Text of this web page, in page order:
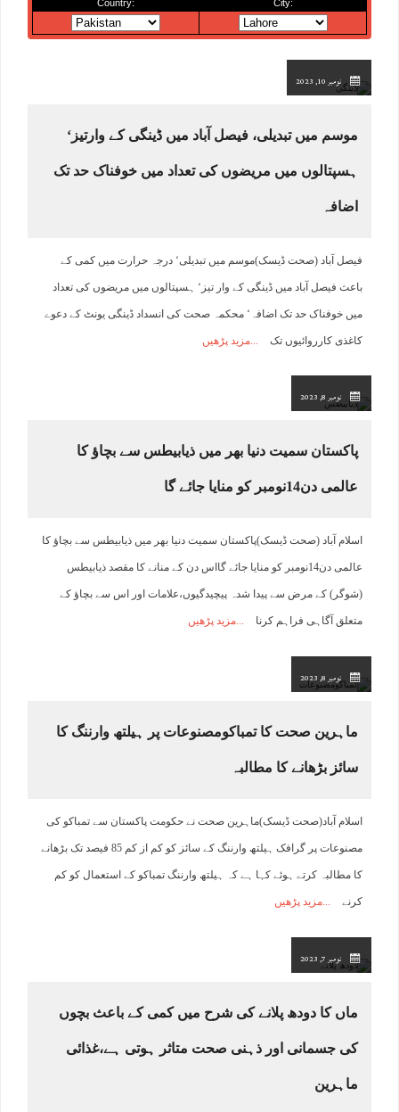
نومبر 10, 2023
موسم میں تبدیلی، فیصل آباد میں ڈینگی کے وارتیز‘
ہسپتالوں میں مریضوں کی تعداد میں خوفناک حد تک
اضافہ
فیصل آباد (صحت ڈیسک)موسم میں تبدیلی‘ درجہ حرارت میں کمی کے
باعث فیصل آباد میں ڈینگی کے وار تیز‘ ہسپتالوں میں مریضوں کی تعداد
میں خوفناک حد تک اضافہ‘ محکمہ صحت کی انسداد ڈینگی یونٹ کے دعوے
کاغذی کارروائیوں تک مزید پڑھیں
نومبر 8, 2023
پاکستان سمیت دنیا بھر میں ذیابیطس سے بچاﺅ کا
عالمی دن14نومبر کو منایا جائے گا
اسلام آباد (صحت ڈیسک)پاکستان سمیت دنیا بھر میں ذیابیطس سے بچاﺅ کا
عالمی دن14نومبر کو منایا جائے گااس دن کے منانے کا مقصد ذیابیطس
(شوگر) کے مرض سے پیدا شدہ پیچیدگیوں،علامات اور اس سے بچاﺅ کے
متعلق آگاہی فراہم کرنا مزید پڑھیں
نومبر 8, 2023
ماہرین صحت کا تمباکومصنوعات پر ہیلتھ وارننگ کا
سائز بڑھانے کا مطالبہ
اسلام آباد(صحت ڈیسک)ماہرین صحت نے حکومت پاکستان سے تمباکو کی
مصنوعات پر گرافک ہیلتھ وارننگ کے سائز کو کم از کم 85 فیصد تک بڑھانے
کا مطالبہ کرتے ہوئے کہا ہے کہ ہیلتھ وارننگ تمباکو کے استعمال کو کم
کرنے مزید پڑھیں
نومبر 7, 2023
ماں کا دودھ پلانے کی شرح میں کمی کے باعث بچوں
کی جسمانی اور ذہنی صحت متاثر ہوتی ہے،غذائی
ماہرین